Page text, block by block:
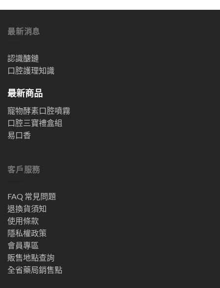
最新消息
認識醣鏈
口腔護理知識
最新商品
寵物酵素口腔噴霧
口腔三寶禮盒組
易口香
客戶服務
FAQ 常見問題
退換貨須知
使用條款
隱私權政策
會員專區
販售地點查詢
全省藥局銷售點